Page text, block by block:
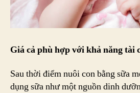
Giá cả phù hợp với khả năng tài
Sau thời điểm nuôi con bằng sữa
dụng sữa như một nguồn dinh